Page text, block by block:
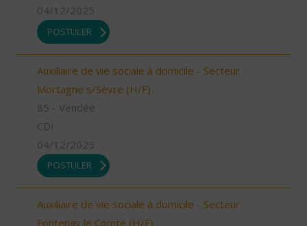
04/12/2025
POSTULER
Auxiliaire de vie sociale à domicile - Secteur
Mortagne s/Sèvre (H/F)
85 - Vendée
CDI
04/12/2025
POSTULER
Auxiliaire de vie sociale à domicile - Secteur
Fontenay le Comte (H/F)